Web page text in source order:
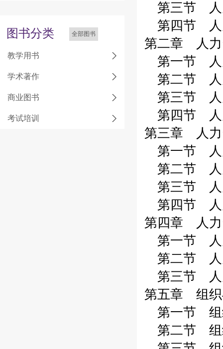
图书分类 全部图书
教学用书
学术著作
商业图书
考试培训
第三节 人
第四节 人
第二章 人力
第一节 人
第二节 人
第三节 人
第四节 人
第三章 人力
第一节 人
第二节 人
第三节 人
第四节 人
第四章 人力
第一节 人
第二节 人
第三节 人
第五章 组织
第一节 组
第二节 组